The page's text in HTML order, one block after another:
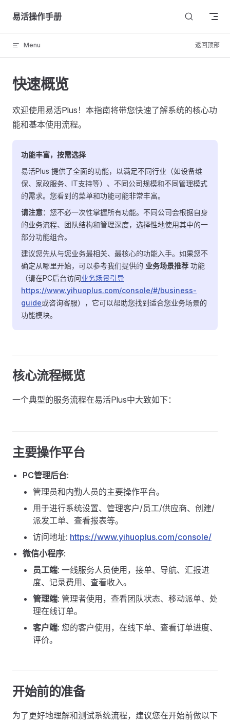
Skip to content
易活操作手册
Menu 返回顶部
快速概览
欢迎使用易活Plus！本指南将带您快速了解系统的核心功
能和基本使用流程。
功能丰富，按需选择
易活Plus 提供了全面的功能，以满足不同行业（如设备维
保、家政服务、IT支持等）、不同公司规模和不同管理模式
的需求。您看到的菜单和功能可能非常丰富。
请注意：您不必一次性掌握所有功能。不同公司会根据自身
的业务流程、团队结构和管理深度，选择性地使用其中的一
部分功能组合。
建议您先从与您业务最相关、最核心的功能入手。如果您不
确定从哪里开始，可以参考我们提供的 业务场景推荐 功能
（请在PC后台访问业务场景引导
https://www.yihuoplus.com/console/#/business-
guide或咨询客服），它可以帮助您找到适合您业务场景的
功能模块。
核心流程概览
一个典型的服务流程在易活Plus中大致如下：
主要操作平台
PC管理后台:
管理员和内勤人员的主要操作平台。
用于进行系统设置、管理客户/员工/供应商、创建/
派发工单、查看报表等。
访问地址: https://www.yihuoplus.com/console/
微信小程序:
员工端: 一线服务人员使用，接单、导航、汇报进
度、记录费用、查看收入。
管理端: 管理者使用，查看团队状态、移动派单、处
理在线订单。
客户端: 您的客户使用，在线下单、查看订单进度、
评价。
开始前的准备
为了更好地理解和测试系统流程，建议您在开始前做以下